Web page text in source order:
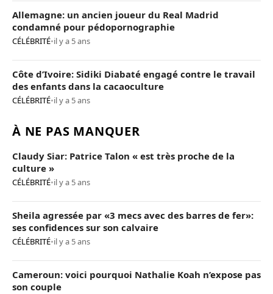
Allemagne: un ancien joueur du Real Madrid
condamné pour pédopornographie
CÉLÉBRITÉ•il y a 5 ans
Côte d’Ivoire: Sidiki Diabaté engagé contre le travail
des enfants dans la cacaoculture
CÉLÉBRITÉ•il y a 5 ans
À NE PAS MANQUER
Claudy Siar: Patrice Talon « est très proche de la
culture »
CÉLÉBRITÉ•il y a 5 ans
Sheila agressée par «3 mecs avec des barres de fer»:
ses confidences sur son calvaire
CÉLÉBRITÉ•il y a 5 ans
Cameroun: voici pourquoi Nathalie Koah n’expose pas
son couple